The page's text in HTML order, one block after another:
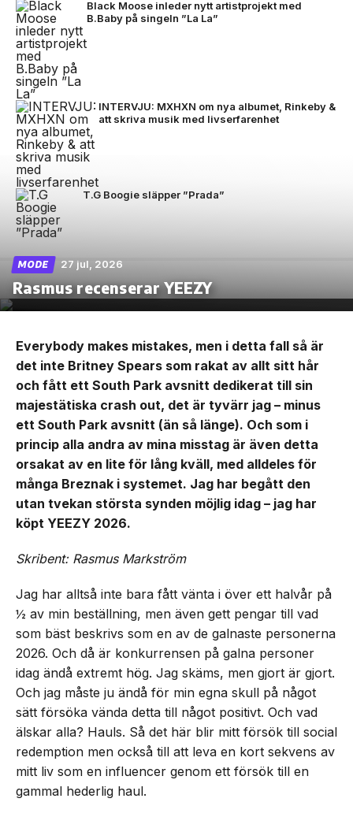
Black Moose inleder nytt artistprojekt med
B.Baby på singeln ”La La”
INTERVJU: MXHXN om nya albumet, Rinkeby &
att skriva musik med livserfarenhet
T.G Boogie släpper ”Prada”
MODE 27 jul, 2026
Rasmus recenserar YEEZY
Everybody makes mistakes, men i detta fall så är
det inte Britney Spears som rakat av allt sitt hår
och fått ett South Park avsnitt dedikerat till sin
majestätiska crash out, det är tyvärr jag – minus
ett South Park avsnitt (än så länge). Och som i
princip alla andra av mina misstag är även detta
orsakat av en lite för lång kväll, med alldeles för
många Breznak i systemet. Jag har begått den
utan tvekan största synden möjlig idag – jag har
köpt YEEZY 2026.
Skribent: Rasmus Markström
Jag har alltså inte bara fått vänta i över ett halvår på
½ av min beställning, men även gett pengar till vad
som bäst beskrivs som en av de galnaste personerna
2026. Och då är konkurrensen på galna personer
idag ändå extremt hög. Jag skäms, men gjort är gjort.
Och jag måste ju ändå för min egna skull på något
sätt försöka vända detta till något positivt. Och vad
älskar alla? Hauls. Så det här blir mitt försök till social
redemption men också till att leva en kort sekvens av
mitt liv som en influencer genom ett försök till en
gammal hederlig haul.